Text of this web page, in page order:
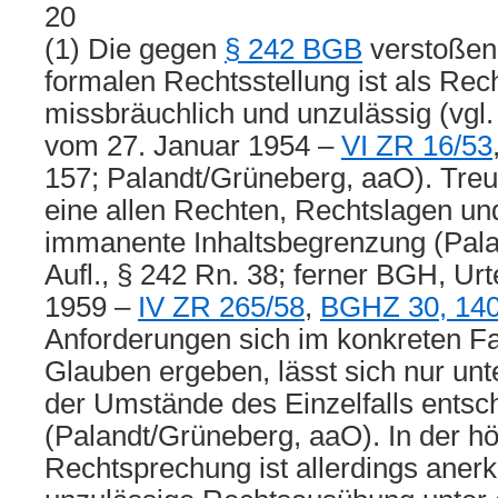
20
(1) Die gegen § 242 BGB
formalen Rechtsstellung ist als
missbräuchlich und unzulässig
vom 27. Januar 1954 – VI ZR 16/53
157; Palandt/Grüneberg, aaO).
eine allen Rechten, Rechtslagen
immanente Inhaltsbegrenzung
Aufl., § 242 Rn. 38; ferner BGH,
1959 – IV ZR 265/58, BGHZ 30,
Anforderungen sich im konkreten
Glauben ergeben, lässt sich nur
der Umstände des Einzelfalls
(Palandt/Grüneberg, aaO). In der
Rechtsprechung ist allerdings